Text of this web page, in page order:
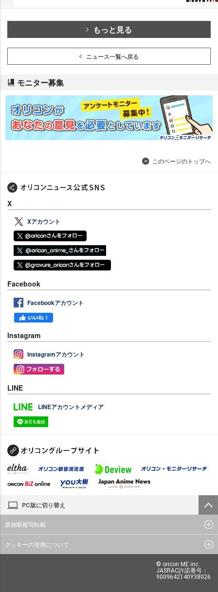
もっと見る
ニュース一覧へ戻る
モニター募集
このページのトップへ
X
Xアカウント
Facebook
Facebookアカウント
Instagram
Instagramアカウント
LINE
LINEアカウントメディア
PC版に切り替え
禁無断複写転載
クッキーの使用について
© oricon ME inc.
JASRAC許諾番号：
9009642140Y38026